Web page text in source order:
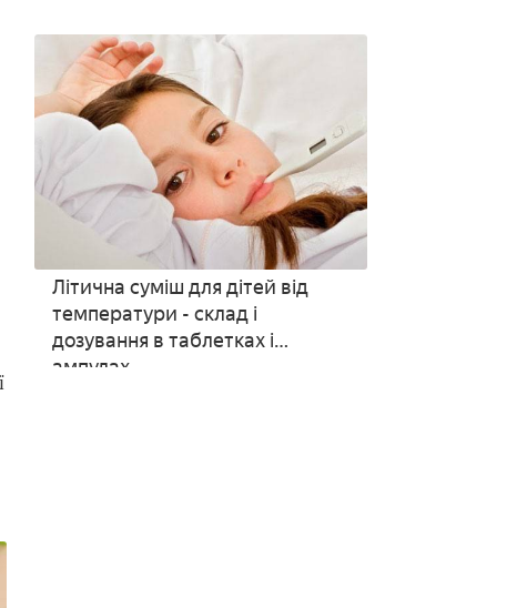
Літична суміш для дітей від
температури - склад і
дозування в таблетках і
ампулах